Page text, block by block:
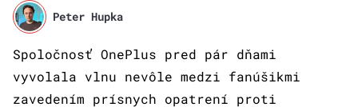
Peter Hupka
Spoločnosť OnePlus pred pár dňami
vyvolala vlnu nevôle medzi fanúšikmi
zavedením prísnych opatrení proti